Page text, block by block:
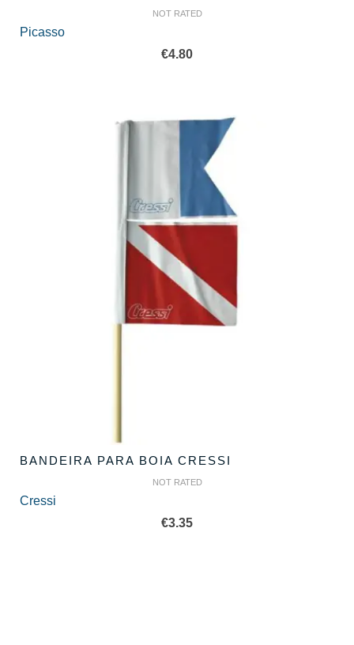
NOT RATED
Picasso
€4.80
BANDEIRA PARA BOIA CRESSI
NOT RATED
Cressi
€3.35